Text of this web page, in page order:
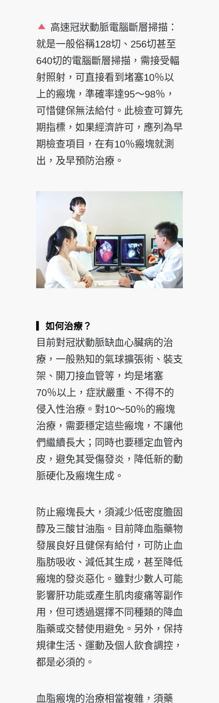
高速冠狀動脈電腦斷層掃描：
就是一般俗稱128切、256切甚至
640切的電腦斷層掃描，需接受輻
射照射，可直接看到堵塞10％以
上的瘢塊，準確率達95～98％，
可惜健保無法給付。此檢查可算先
期指標，如果經濟許可，應列為早
期檢查項目，在有10％瘢塊就測
出，及早預防治療。
▎如何治療？
目前對冠狀動脈缺血心臟病的治
療，一般熟知的氣球擴張術、裝支
架、開刀接血管等，均是堵塞
70％以上，症狀嚴重、不得不的
侵入性治療。對10～50％的瘢塊
治療，需要穩定這些瘢塊，不讓他
們繼續長大；同時也要穩定血管內
皮，避免其受傷發炎，降低新的動
脈硬化及瘢塊生成。
防止瘢塊長大，須減少低密度膽固
醇及三酸甘油脂。目前降血脂藥物
發展良好且健保有給付，可防止血
脂肪吸收、減低其生成，甚至降低
瘢塊的發炎惡化。雖對少數人可能
影響肝功能或產生肌肉痠痛等副作
用，但可透過選擇不同種類的降血
脂藥或交替使用避免。另外，保持
規律生活、運動及個人飲食調控，
都是必須的。
血脂瘢塊的治療相當複雜，須藥